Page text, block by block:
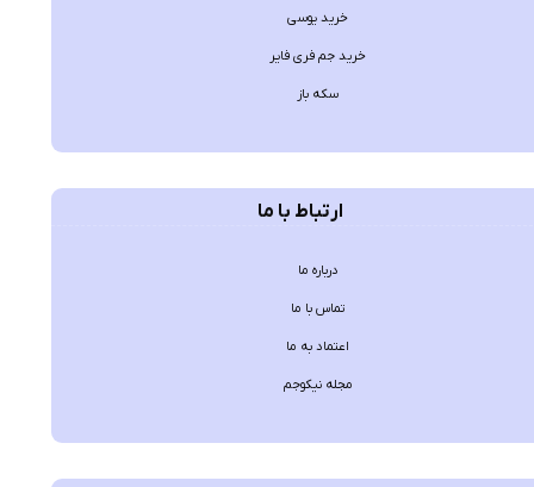
خرید یوسی
خرید جم فری فایر
سکه باز
ارتباط با ما
درباره ما
تماس با ما
اعتماد به ما
مجله نیکوجم